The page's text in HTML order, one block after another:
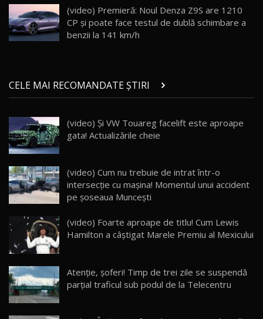
AutoBlog.MD
23:36
20
Noul ZEEKR 7X / Test Drive AutoBlog.MD
21
Micul BYD Dolphin Surf / Test Drive
AutoBlog.MD
16:59
22
Noua Mazda 6e / Test Drive AutoBlog.MD
26:59
23
Lynk & Co 01 / Test Drive AutoBlog.MD
25:19
ZEEKR 009: Cel mai Performant și Confortabil
Van Electric Testat în Moldova / AutoBlog.MD
26:38
25
mai Exclusiv și Puternic Defender Testat în
Moldova
32:21
26
(video) Premieră: Noul Denza Z9S are 1210
CP și poate face testul de dublă schimbare a
benzii la 141 km/h
CELE MAI RECOMANDATE ȘTIRI
(video) Şi VW Touareg facelift este aproape
gata! Actualizările cheie
(video) Cum nu trebuie de intrat într-o
intersecție cu maşina! Momentul unui accident
pe şoseaua Munceşti
(video) Foarte aproape de titlu! Cum Lewis
Hamilton a câştigat Marele Premiu al Mexicului
Atenţie, şoferi! Timp de trei zile se suspendă
parţial traficul sub podul de la Telecentru